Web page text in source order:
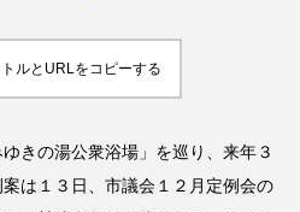
ルとURLをコピーする
きの湯公衆浴場」を巡り、来年３
は１３日、市議会１２月定例会の